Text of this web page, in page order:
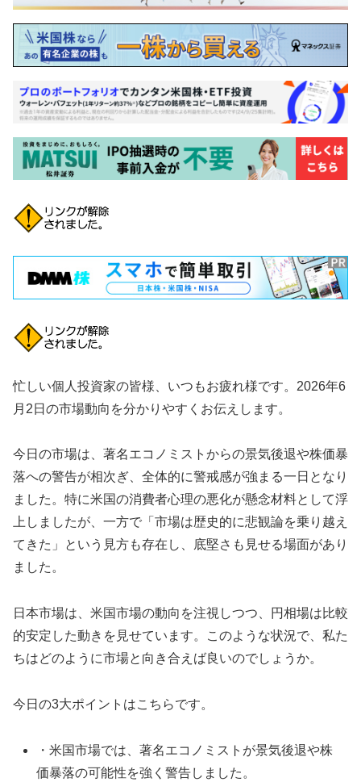
忙しい個人投資家の皆様、いつもお疲れ様です。2026年6
月2日の市場動向を分かりやすくお伝えします。
今日の市場は、著名エコノミストからの景気後退や株価暴
落への警告が相次ぎ、全体的に警戒感が強まる一日となり
ました。特に米国の消費者心理の悪化が懸念材料として浮
上しましたが、一方で「市場は歴史的に悲観論を乗り越え
てきた」という見方も存在し、底堅さも見せる場面があり
ました。
日本市場は、米国市場の動向を注視しつつ、円相場は比較
的安定した動きを見せています。このような状況で、私た
ちはどのように市場と向き合えば良いのでしょうか。
今日の3大ポイントはこちらです。
・米国市場では、著名エコノミストが景気後退や株
価暴落の可能性を強く警告しました。